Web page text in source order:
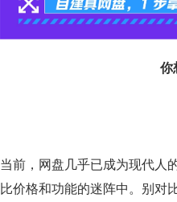
你
当前，网盘几乎已成为现代人
比价格和功能的迷阵中。别